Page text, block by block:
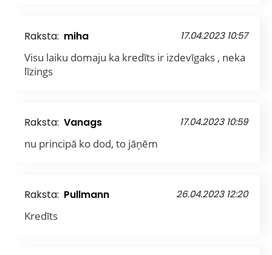
Raksta: miha 17.04.2023 10:57
Visu laiku domaju ka kredīts ir izdevīgaks , neka
līzings
Raksta: Vanags 17.04.2023 10:59
nu principā ko dod, to jāņēm
Raksta: Pullmann 26.04.2023 12:20
Kredīts